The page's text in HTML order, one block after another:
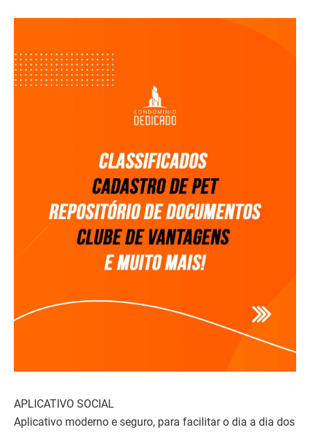
APLICATIVO SOCIAL
Aplicativo moderno e seguro, para facilitar o dia a dia dos